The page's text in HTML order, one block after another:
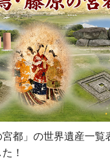
宮都」の世界遺産一覧
！